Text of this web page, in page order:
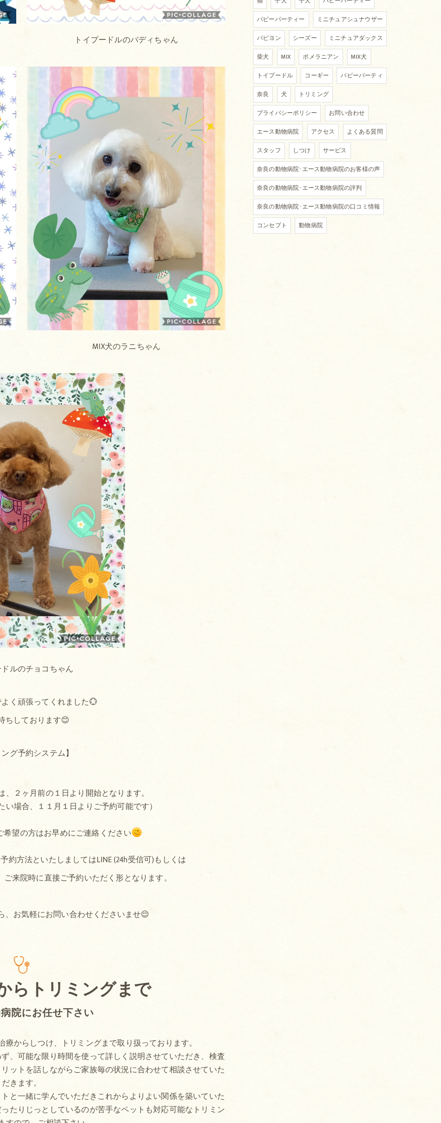
トイプードルのバディちゃん
MIX犬のラニちゃん
ルのチョコちゃん
く頑張ってくれました💮
ちしております😊
グ予約システム】
２ヶ月前の１日より開始となります。
場合、１１月１日よりご予約可能です）
望の方はお早めにご連絡ください
約方法といたしましてはLINE (24h受信可)もしくは
来院時に直接ご予約いただく形となります。
、お気軽にお問い合わせくださいませ😌
院にお任せ下さい
らトリミングまで
からしつけ、トリミングまで取り扱っております。
、可能な限り時間を使って詳しく説明させていただき、検査
ットを話しながらご家族毎の状況に合わせて相談させていた
だきます。
と一緒に学んでいただきこれからよりよい関係を築いていた
たりじっとしているのが苦手なペットも対応可能なトリミン
パピーパーティー
ミニチュアシュナウザー
パピヨン
シーズー
ミニチュアダックス
柴犬
MIX ポメラニアン
MIX犬
トイプードル
コーギー
パピーパーティ
奈良
犬
トリミング
プライバシーポリシー
お問い合わせ
エース動物病院
アクセス
よくある質問
スタッフ
しつけ
サービス
奈良の動物病院･エース動物病院のお客様の声
奈良の動物病院･エース動物病院の評判
奈良の動物病院･エース動物病院の口コミ情報
コンセプト
動物病院